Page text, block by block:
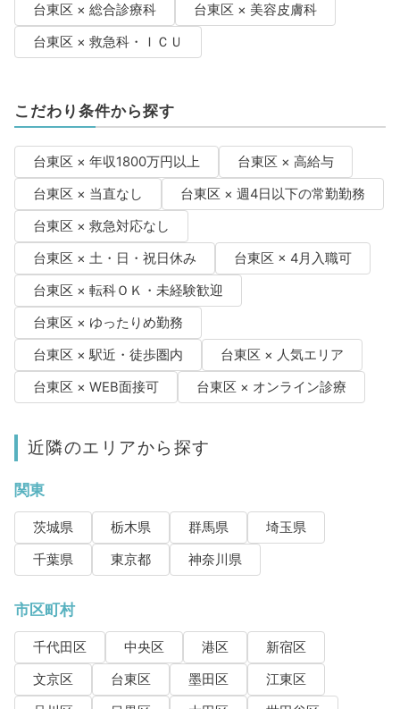
台東区 × 総合診療科
台東区 × 美容皮膚科
台東区 × 救急科・ＩＣＵ
こだわり条件から探す
台東区 × 年収1800万円以上
台東区 × 高給与
台東区 × 当直なし
台東区 × 週4日以下の常勤勤務
台東区 × 救急対応なし
台東区 × 土・日・祝日休み
台東区 × 4月入職可
台東区 × 転科ＯＫ・未経験歓迎
台東区 × ゆったりめ勤務
台東区 × 駅近・徒歩圏内
台東区 × 人気エリア
台東区 × WEB面接可
台東区 × オンライン診療
近隣のエリアから探す
関東
茨城県 栃木県 群馬県
埼玉県
千葉県
東京都 神奈川県
市区町村
千代田区 中央区 港区
新宿区
文京区
台東区 墨田区
江東区